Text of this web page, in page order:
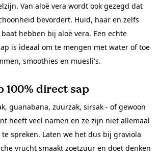
Van aloë vera wordt ook gezegd dat
bevordert. Huid, haar en zelfs
hebben bij aloë vera. Een echte
is ideaal om te mengen met water of toe
smoothies en muesli's.
100% direct sap
guanabana, zuurzak, sirsak - of gewoon
heeft veel namen en ze zijn niet allemaal
spreken. Laten we het dus bij graviola
vrucht smaakt zoetzuur en doet denken